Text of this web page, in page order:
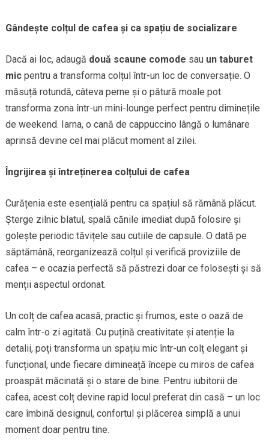
Gândește colțul de cafea și ca spațiu de socializare
Dacă ai loc, adaugă două scaune comode sau un taburet
micpentru a transforma colțul într-un loc de conversație. O
măsuță rotundă, câteva perne și o pătură moale pot
transforma zona într-un mini-lounge perfect pentru diminețile
de weekend. Iarna, o cană de cappuccino lângă o lumânare
aprinsă devine cel mai plăcut moment al zilei.
Îngrijirea și întreținerea colțului de cafea
Curățenia este esențială pentru ca spațiul să rămână plăcut.
Șterge zilnic blatul, spală cănile imediat după folosire și
golește periodic tăvițele sau cutiile de capsule. O dată pe
săptămână, reorganizează colțul și verifică proviziile de
cafea – e ocazia perfectă să păstrezi doar ce folosești și să
menții aspectul ordonat.
Un colț de cafea acasă, practic și frumos, este o oază de
calm într-o zi agitată. Cu puțină creativitate și atenție la
detalii, poți transforma un spațiu mic într-un colț elegant și
funcțional, unde fiecare dimineață începe cu miros de cafea
proaspăt măcinată și o stare de bine. Pentru iubitorii de
cafea, acest colț devine rapid locul preferat din casă – un loc
care îmbină designul, confortul și plăcerea simplă a unui
moment doar pentru tine.